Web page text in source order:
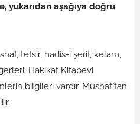
yukarıdan aşağıya doğru
tefsir, hadis-i şerif, kelam,
Hakikat Kitabevi
bilgileri vardır. Mushaf’tan